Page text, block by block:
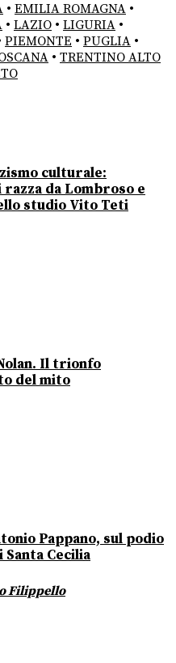
• EMILIA ROMAGNA •
• LAZIO • LIGURIA •
PIEMONTE • PUGLIA •
• TRENTINO ALTO
culturale:
da Lombroso e
studio Vito Teti
Il trionfo
del mito
Pappano, sul podio
Santa Cecilia
Filippello